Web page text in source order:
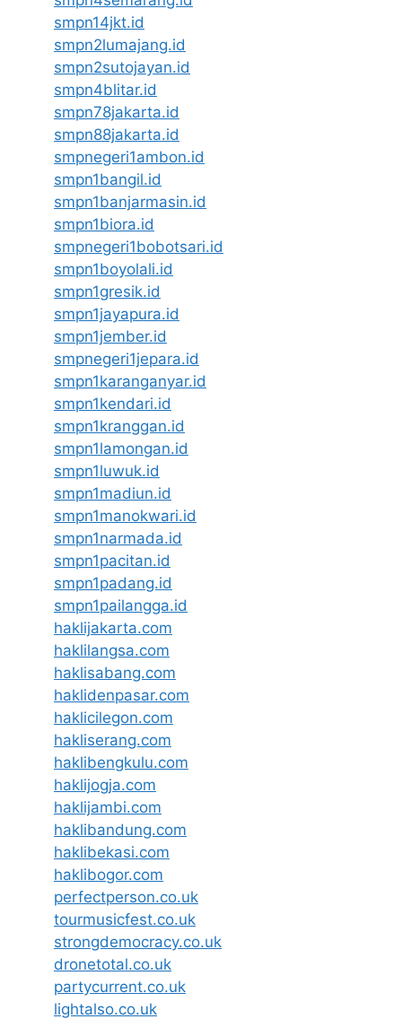
smpn14jkt.id
smpn2lumajang.id
smpn2sutojayan.id
smpn4blitar.id
smpn78jakarta.id
smpn88jakarta.id
smpnegeri1ambon.id
smpn1bangil.id
smpn1banjarmasin.id
smpn1biora.id
smpnegeri1bobotsari.id
smpn1boyolali.id
smpn1gresik.id
smpn1jayapura.id
smpn1jember.id
smpnegeri1jepara.id
smpn1karanganyar.id
smpn1kendari.id
smpn1kranggan.id
smpn1lamongan.id
smpn1luwuk.id
smpn1madiun.id
smpn1manokwari.id
smpn1narmada.id
smpn1pacitan.id
smpn1padang.id
smpn1pailangga.id
haklijakarta.com
haklilangsa.com
haklisabang.com
haklidenpasar.com
haklicilegon.com
hakliserang.com
haklibengkulu.com
haklijogja.com
haklijambi.com
haklibandung.com
haklibekasi.com
haklibogor.com
perfectperson.co.uk
tourmusicfest.co.uk
strongdemocracy.co.uk
dronetotal.co.uk
partycurrent.co.uk
lightalso.co.uk